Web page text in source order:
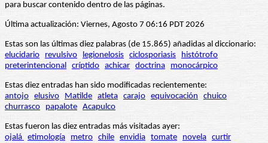
para buscar contenido dentro de las páginas.
Última actualización: Viernes, Agosto 7 06:16 PDT 2026
Estas son las últimas diez palabras (de 15.865) añadidas al diccionario:
elucidario
revulsivo legionelosis ciclosporiasis
histótrofo
preterintencional críptido achicar doctrina monocárpico
Estas diez entradas han sido modificadas recientemente:
antojo elusivo Matilde atleta carajo equivocación
chuico
churrasco
papalote Acapulco
Estas fueron las diez entradas más visitadas ayer:
ojalá etimología metro chile envidia tomate novela curtir